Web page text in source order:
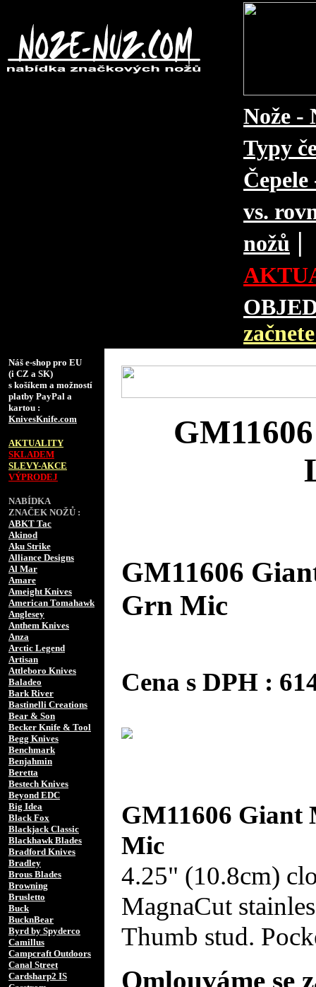
Nože -
Typy
vs.
nožů |
Náš e-shop pro EU
(i CZ a SK)
s košíkem a možností
platby PayPal a
kartou :
KnivesKnife.com
AKTUALITY
SKLADEM
SLEVY-AKCE
VÝPRODEJ
NABÍDKA
ZNAČEK NOŽŮ :
ABKT Tac
Akinod
Aku Strike
Alliance Designs
Al Mar
Amare
Ameight Knives
American Tomahawk
Anglesey
Anthem Knives
Anza
Arctic Legend
Artisan
Attleboro Knives
Baladeo
Bark River
Bastinelli Creations
Bear & Son
Becker Knife & Tool
Begg Knives
Benchmark
Benjahmin
Beretta
Bestech Knives
Beyond EDC
Big Idea
Black Fox
Blackjack Classic
Blackhawk Blades
Bradford Knives
Bradley
Brous Blades
Browning
Brusletto
Buck
BucknBear
Byrd by Spyderco
Camillus
Campcraft Outdoors
Canal Street
Cardsharp2 IS
GM11606
Grn Mic
Cena s DPH :
GM11606 Giant
Mic
4.25" (10.8cm)
MagnaCut
Thumb stud.
Omlouváme se